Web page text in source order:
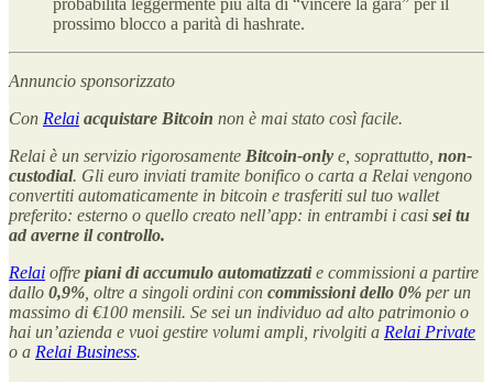
probabilità leggermente più alta di “vincere la gara” per il
prossimo blocco a parità di hashrate.
Annuncio sponsorizzato
Con Relai acquistare Bitcoin non è mai stato così facile.
Relai è un servizio rigorosamente Bitcoin-only e, soprattutto, non-
custodial. Gli euro inviati tramite bonifico o carta a Relai vengono
convertiti automaticamente in bitcoin e trasferiti sul tuo wallet
preferito: esterno o quello creato nell’app: in entrambi i casi sei tu
ad averne il controllo.
Relai offre piani di accumulo automatizzatie commissioni a partire
dallo 0,9% , oltre a singoli ordini con commissioni dello 0% per un
massimo di €100 mensili. Se sei un individuo ad alto patrimonio o
hai un’azienda e vuoi gestire volumi ampli, rivolgiti a Relai Private
o a Relai Business.